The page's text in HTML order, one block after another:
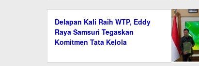
Delapan Kali Raih WTP, Eddy
Raya Samsuri Tegaskan
Komitmen Tata Kelola